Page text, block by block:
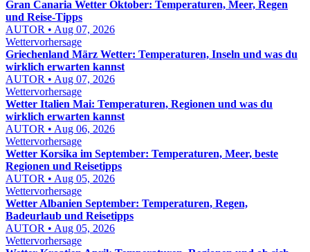
Gran Canaria Wetter Oktober: Temperaturen, Meer, Regen
und Reise-Tipps
AUTOR • Aug 07, 2026
Wettervorhersage
Griechenland März Wetter: Temperaturen, Inseln und was du
wirklich erwarten kannst
AUTOR • Aug 07, 2026
Wettervorhersage
Wetter Italien Mai: Temperaturen, Regionen und was du
wirklich erwarten kannst
AUTOR • Aug 06, 2026
Wettervorhersage
Wetter Korsika im September: Temperaturen, Meer, beste
Regionen und Reisetipps
AUTOR • Aug 05, 2026
Wettervorhersage
Wetter Albanien September: Temperaturen, Regen,
Badeurlaub und Reisetipps
AUTOR • Aug 05, 2026
Wettervorhersage